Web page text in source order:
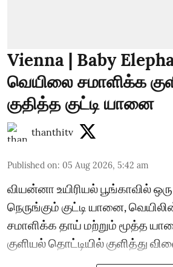
Vienna | Baby
வெயிலை சமாளிக்க
குதித்த குட்டி யானை
thanthitv
Published on: 05 Aug 2026, 5:42 am
வியன்னா உயிரியல் பூங்காவில்
நெருங்கும் குட்டி யானை,
சமாளிக்க தாய் மற்றும் மூத்த
குளியல் தொட்டியில் குளித்து